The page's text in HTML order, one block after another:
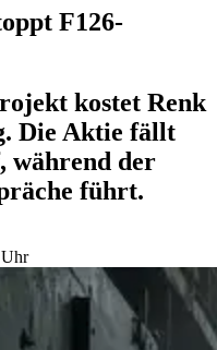
F126-
kostet Renk
Die Aktie fällt
während der
führt.